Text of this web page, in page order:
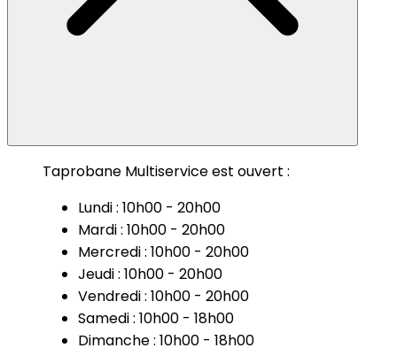
Taprobane Multiservice est ouvert :
Lundi : 10h00 - 20h00
Mardi : 10h00 - 20h00
Mercredi : 10h00 - 20h00
Jeudi : 10h00 - 20h00
Vendredi : 10h00 - 20h00
Samedi : 10h00 - 18h00
Dimanche : 10h00 - 18h00